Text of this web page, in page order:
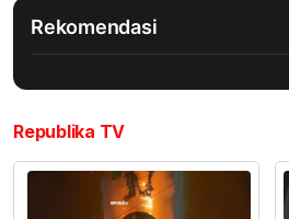
Rekomendasi
Republika TV